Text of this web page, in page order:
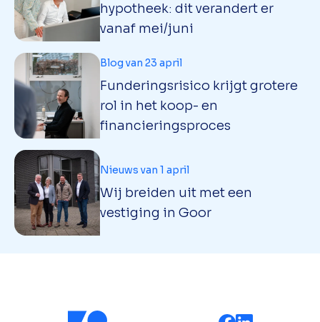
hypotheek: dit verandert er
vanaf mei/juni
Funderingsrisico krijgt grotere
rol in het koop- en
financieringsproces
Blog van 23 april
Wij breiden uit met een
vestiging in Goor
Nieuws van 1 april